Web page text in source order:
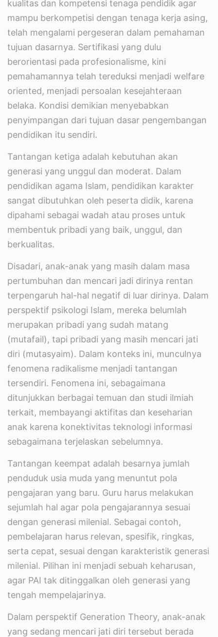
kualitas dan kompetensi tenaga pendidik agar
mampu berkompetisi dengan tenaga kerja asing,
telah mengalami pergeseran dalam pemahaman
tujuan dasarnya. Sertifikasi yang dulu
berorientasi pada profesionalisme, kini
pemahamannya telah tereduksi menjadi welfare
oriented, menjadi persoalan kesejahteraan
belaka. Kondisi demikian menyebabkan
penyimpangan dari tujuan dasar pengembangan
pendidikan itu sendiri.
Tantangan ketiga adalah kebutuhan akan
generasi yang unggul dan moderat. Dalam
pendidikan agama Islam, pendidikan karakter
sangat dibutuhkan oleh peserta didik, karena
dipahami sebagai wadah atau proses untuk
membentuk pribadi yang baik, unggul, dan
berkualitas.
Disadari, anak-anak yang masih dalam masa
pertumbuhan dan mencari jadi dirinya rentan
terpengaruh hal-hal negatif di luar dirinya. Dalam
perspektif psikologi Islam, mereka belumlah
merupakan pribadi yang sudah matang
(mutafail), tapi pribadi yang masih mencari jati
diri (mutasyaim). Dalam konteks ini, munculnya
fenomena radikalisme menjadi tantangan
tersendiri. Fenomena ini, sebagaimana
ditunjukkan berbagai temuan dan studi ilmiah
terkait, membayangi aktifitas dan keseharian
anak karena konektivitas teknologi informasi
sebagaimana terjelaskan sebelumnya.
Tantangan keempat adalah besarnya jumlah
penduduk usia muda yang menuntut pola
pengajaran yang baru. Guru harus melakukan
sejumlah hal agar pola pengajarannya sesuai
dengan generasi milenial. Sebagai contoh,
pembelajaran harus relevan, spesifik, ringkas,
serta cepat, sesuai dengan karakteristik generasi
milenial. Pilihan ini menjadi sebuah keharusan,
agar PAI tak ditinggalkan oleh generasi yang
tengah mempelajarinya.
Dalam perspektif Generation Theory, anak-anak
yang sedang mencari jati diri tersebut berada